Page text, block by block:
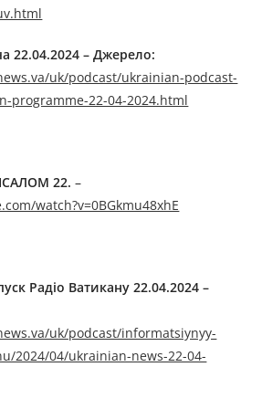
22.04.2024 –Джерелo:
uk/podcast/ukrainian-podcast-
programme-22-04-2024.html
22. –
watch?v=0BGkmu48xhE
Радіо Ватикану 22.04.2024 –
uk/podcast/informatsiynyy-
2024/04/ukrainian-news-22-04-